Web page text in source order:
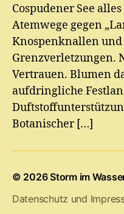
Cospudener See
Atemwege gegen
Knospenknallen
Grenzverletzungen.
Vertrauen. Blumen
aufdringliche
Botanischer […]
© 2026Storm im
Datenschutz und